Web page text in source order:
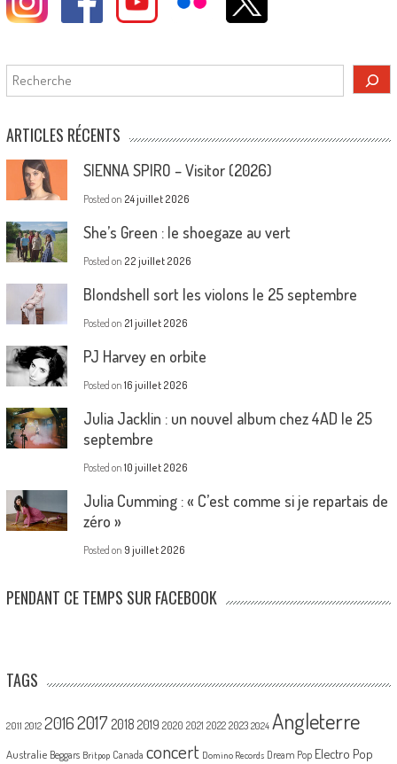
Rechercher
ARTICLES RÉCENTS
SIENNA SPIRO – Visitor (2026)
Posted on 24 juillet 2026
She’s Green : le shoegaze au vert
Posted on 22 juillet 2026
Blondshell sort les violons le 25 septembre
Posted on 21 juillet 2026
PJ Harvey en orbite
Posted on 16 juillet 2026
Julia Jacklin : un nouvel album chez 4AD le 25
septembre
Posted on 10 juillet 2026
Julia Cumming : « C’est comme si je repartais de
zéro »
Posted on 9 juillet 2026
PENDANT CE TEMPS SUR FACEBOOK
TAGS
2011 2012 20162017 2018 2019 2020 2021 2022 2023 2024 Angleterre
Australie Beggars Britpop Canada concert Domino Records Dream Pop Electro Pop